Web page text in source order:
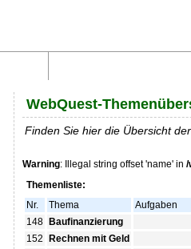
WebQuest-
Finden Sie hier die Übersicht
Warning: Illegal string offset 'name' in /
Themenliste:
Nr.
Thema
Aufgaben
148
Baufinanzierung
152
Rechnen mit Geld